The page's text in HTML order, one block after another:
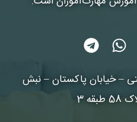
– خیابان پاکستان – نبش
3